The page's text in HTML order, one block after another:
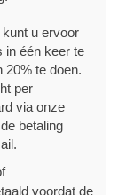
u ervoor
in één keer te
20% te doen.
per
via onze
betaling
voordat de